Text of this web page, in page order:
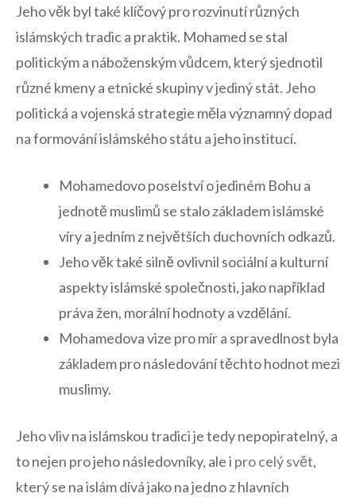
Jeho věk byl také klíčový pro rozvinutí různých
islámských tradic a praktik. ​Mohamed se stal
politickým ​a​ náboženským vůdcem, který sjednotil
různé kmeny a etnické​ skupiny v‌ jediný stát. Jeho‍
politická a vojenská​ strategie ⁣měla‌ významný dopad
na ‍formování islámského státu a ⁣jeho institucí.
Mohamedovo poselství o jediném Bohu​ a
jednotě muslimů se stalo základem islámské
víry⁣ a jedním z ​největších duchovních⁢ odkazů.
Jeho věk také silně ‌ovlivnil sociální a kulturní
aspekty islámské společnosti, jako například
práva žen, morální hodnoty a ‍vzdělání.
Mohamedova ‍vize⁢ pro⁢ mír a spravedlnost⁣ byla⁢
základem pro​ následování těchto hodnot mezi
muslimy.
Jeho vliv na islámskou tradici je ⁢tedy‌ nepopiratelný, a
to ⁢nejen pro jeho ‍následovníky, ale⁣ i pro celý svět,​
který se na islám dívá ‍jako na jedno z‍ hlavních